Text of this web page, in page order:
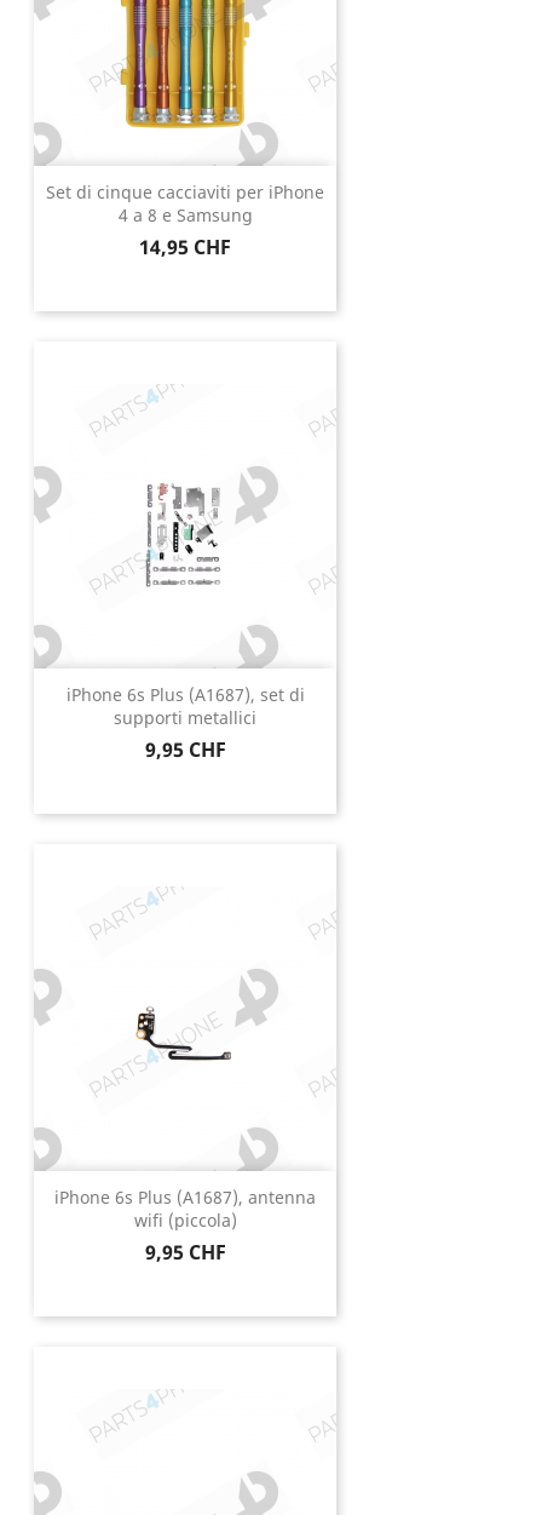
Set di cinque cacciaviti per iPhone
4 a 8 e Samsung
Prezzo
14,95 CHF
iPhone 6s Plus (A1687), set di
supporti metallici
Prezzo
9,95 CHF
iPhone 6s Plus (A1687), antenna
wifi (piccola)
Prezzo
9,95 CHF